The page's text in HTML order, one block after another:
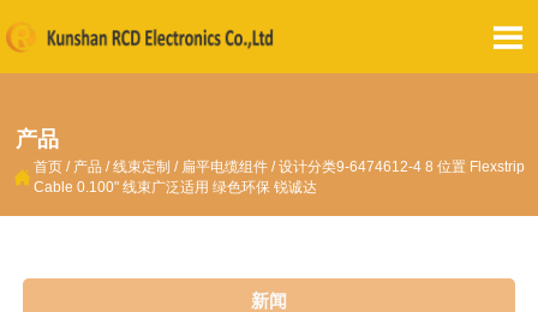

产品
 首页 / 产品 /线束定制 / 扁平电缆组件 /设计分类9-6474612-4 8 位置 Flexstrip
Cable 0.100" 线束广泛适用 绿色环保 锐诚达
新闻